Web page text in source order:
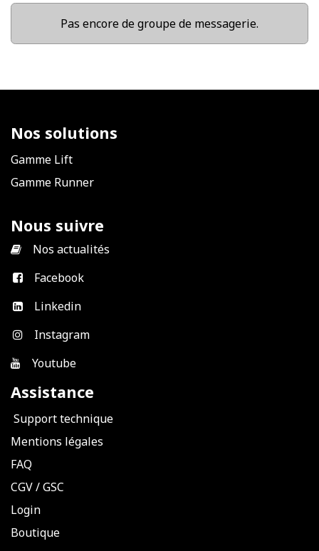
Pas encore de groupe de messagerie.
Nos solutions
Gamme Lift
Gamme Runner
Nous suivre
Nos actualités
Facebook
Linkedin
Instagram
Youtube
Assistance
Support technique
Mentions légales
FAQ
CGV/GSC
Login
Boutique